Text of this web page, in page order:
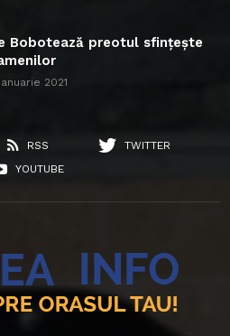
Bobotează preotul sfințește
2021
RSS
TWITTER
YOUTUBE